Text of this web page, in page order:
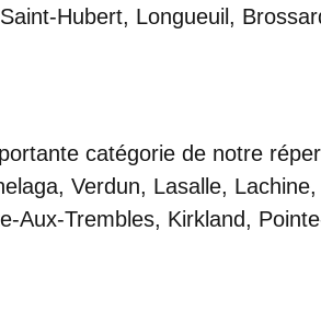
Hubert, Longueuil,
catégorie de notre
Verdun, Lasalle,
Aux-Trembles, Kirkland,